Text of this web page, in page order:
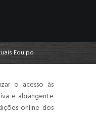
Equipo
o acesso às
e abrangente
online dos